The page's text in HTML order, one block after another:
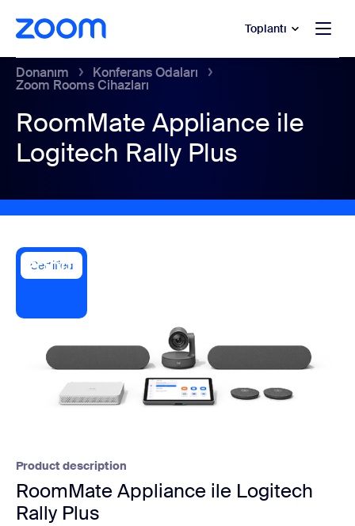
içeriğe atla
yardımına atla Toplantı
Donanım Konferans Odaları
Zoom Rooms Cihazları
RoomMate Appliance ile
Logitech Rally Plus
Certified
Product description
RoomMate Appliance ile Logitech
Rally Plus